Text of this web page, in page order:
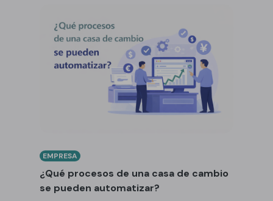
EMPRESA
¿Qué procesos de una casa de cambio
se pueden automatizar?